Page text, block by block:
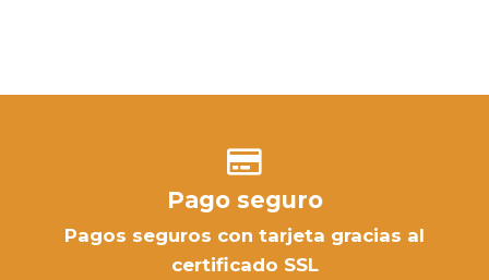
Pago seguro
Pagos seguros con tarjeta gracias al
certificado SSL